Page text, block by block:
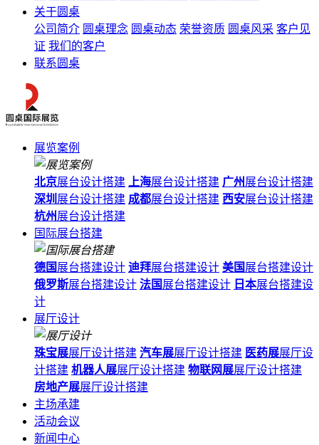
关于圆桌
公司简介 圆桌理念 圆桌动态 荣誉资质 圆桌风采 客户见
证 我们的客户
联系圆桌
展览案例
北京展台设计搭建 上海展台设计搭建 广州展台设计搭建
深圳 展台设计搭建 成都展台设计搭建 西安展台设计搭建
杭州展台设计搭建
国际展台搭建
德国 展台搭建设计 迪拜展台搭建设计 美国 展台搭建设计
俄罗斯展台搭建设计 法国 展台搭建设计 日本展台搭建设
计
展厅设计
珠宝展展厅设计搭建 汽车展展厅设计搭建 医药展展厅设
计搭建 机器人展展厅设计搭建 物联网展展厅设计搭建
房地产展展厅设计搭建
主场承建
活动会议
新闻中心